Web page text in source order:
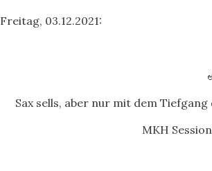
Freitag, 03.12.2021:
Sax sells, aber nur mit dem
MKH